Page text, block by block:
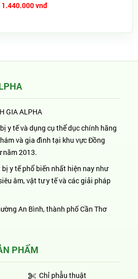
1.440.000 vnđ
GIA ALPHA
y tế và dụng cụ thể dục chính hãng
và gia đình tại khu vực Đồng
năm 2013.
y tế phổ biến nhất hiện nay như
âm, vật tư y tế và các giải pháp
An Bình, thành phố Cần Thơ
PHẨM
Chỉ phẫu thuật